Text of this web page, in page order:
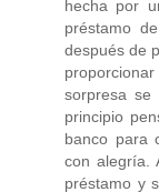
hecha por
préstamo
después de
sorpresa se
principio
banco para
con alegría.
préstamo y